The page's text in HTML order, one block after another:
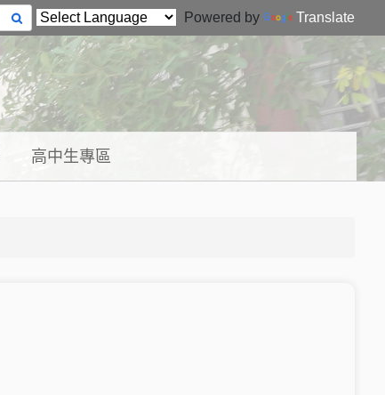
Powered by Translate
高中生專區